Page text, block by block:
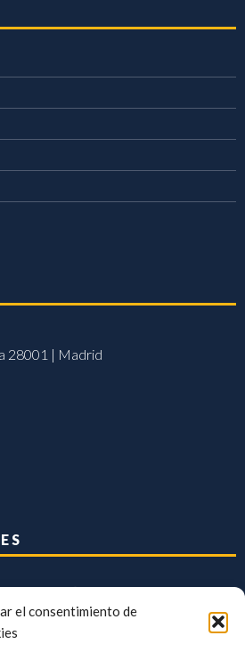
el consentimiento de
28001 | Madrid